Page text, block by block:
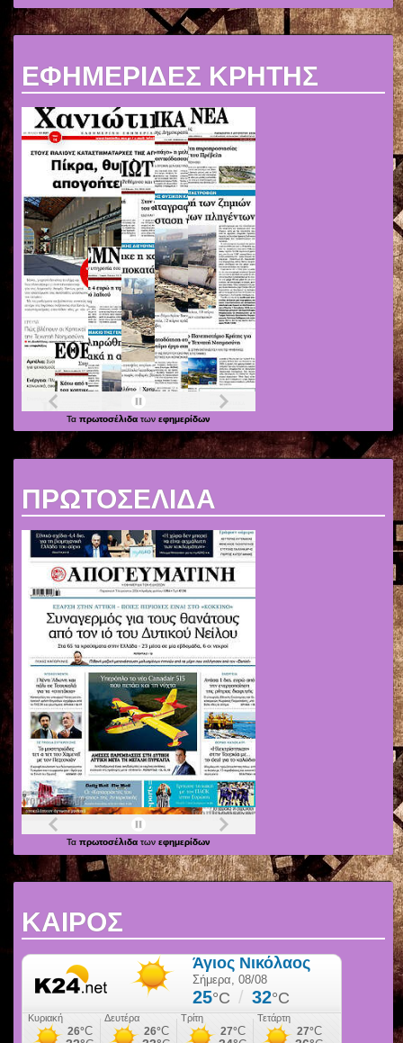
ΕΦΗΜΕΡΙΔΕΣ ΚΡΗΤΗΣ
Τα πρωτοσέλιδα των εφημερίδων
ΠΡΩΤΟΣΕΛΙΔΑ
Τα πρωτοσέλιδα των εφημερίδων
ΚΑΙΡΟΣ